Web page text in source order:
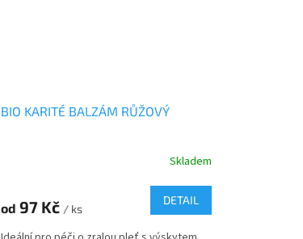
BIO KARITÉ BALZÁM RŮŽOVÝ
Skladem
od 97 Kč / ks
DETAIL